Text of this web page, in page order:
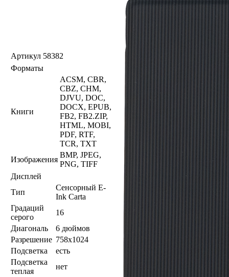
Артикул 58382
Форматы
Книги
ACSM, CBR,
CBZ, CHM,
DJVU, DOC,
DOCX, EPUB,
FB2, FB2.ZIP,
HTML, MOBI,
PDF, RTF,
TCR, TXT
Изображения
BMP, JPEG,
PNG, TIFF
Дисплей
Тип
Сенсорный E-
Ink Carta
Градаций
серого
16
Диагональ
6 дюймов
Разрешение 758x1024
Подсветка
есть
Подсветка
теплая
нет